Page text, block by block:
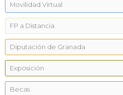
Movilidad Virtual
FP a Distancia
Diputación de Granada
Exposición
Becas